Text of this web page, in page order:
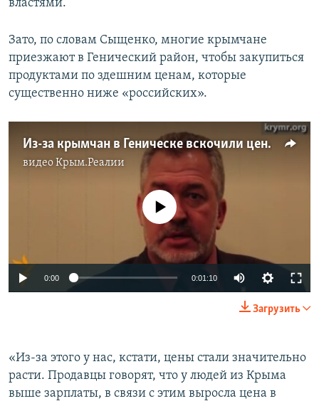
властями.
Зато, по словам Сыщенко, многие крымчане
приезжают в Генический район, чтобы закупиться
продуктами по здешним ценам, которые
существенно ниже «российских».
Из-за крымчан в Геническе вскочили цены – Сыщенко
видеоКрым.Реалии
No media source currently available
0:00 0:01:10
Загрузить
«Из-за этого у нас, кстати, цены стали значительно
расти. Продавцы говорят, что у людей из Крыма
выше зарплаты, в связи с этим выросла цена в